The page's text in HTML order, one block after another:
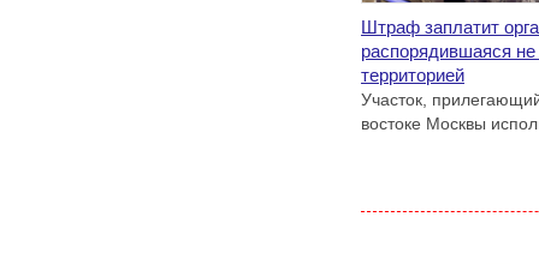
Штраф заплатит
распорядившаяся
территорией
Участок,
востоке Москвы